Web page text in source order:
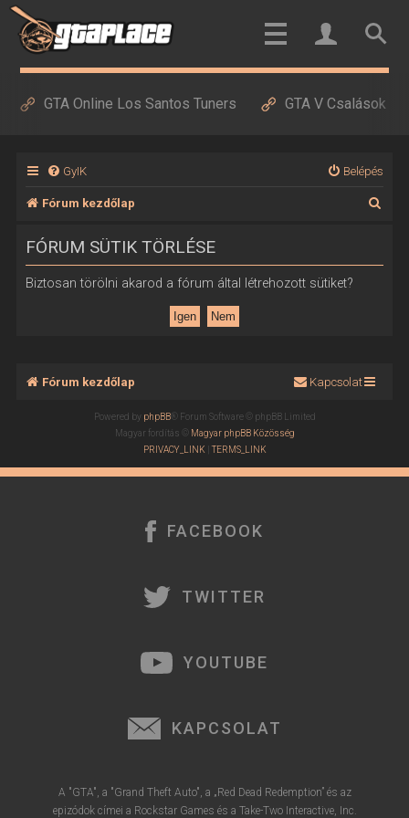
GTA Online Los Santos Tuners GTA V Csalások
GyIK Belépés
Fórum kezdőlap
FÓRUM SÜTIK TÖRLÉSE
Biztosan törölni akarod a fórum által létrehozott sütiket?
Fórum kezdőlap Kapcsolat
Powered by phpBB® Forum Software © phpBB Limited
Magyar fordítás © Magyar phpBB Közösség
PRIVACY_LINK |TERMS_LINK
FACEBOOK
TWITTER
YOUTUBE
KAPCSOLAT
A "GTA", a "Grand Theft Auto", a „Red Dead Redemption” és az
epizódok címei a Rockstar Games és a Take-Two Interactive, Inc.